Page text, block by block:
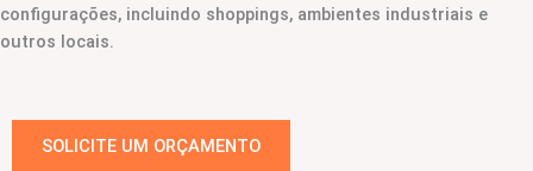
configurações, incluindo shoppings, ambientes industriais e
outros locais.
SOLICITE UM ORÇAMENTO